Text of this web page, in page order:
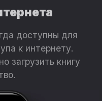
доступны для
к интернету.
загрузить книгу